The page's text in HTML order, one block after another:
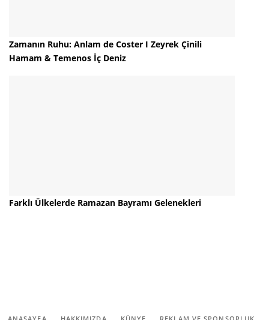
Zamanın Ruhu: Anlam de Coster I Zeyrek Çinili
Hamam & Temenos İç Deniz
Farklı Ülkelerde Ramazan Bayramı Gelenekleri